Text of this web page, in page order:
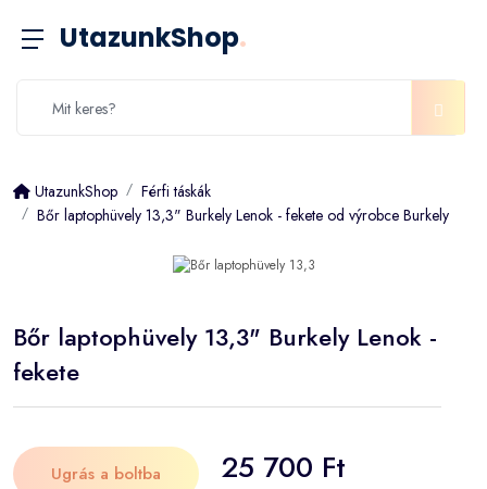
UtazunkShop.
UtazunkShop
Férfi táskák
Bőr laptophüvely 13,3" Burkely Lenok - fekete od výrobce Burkely
Bőr laptophüvely 13,3" Burkely Lenok -
fekete
Ugrás a boltba 25 700 Ft